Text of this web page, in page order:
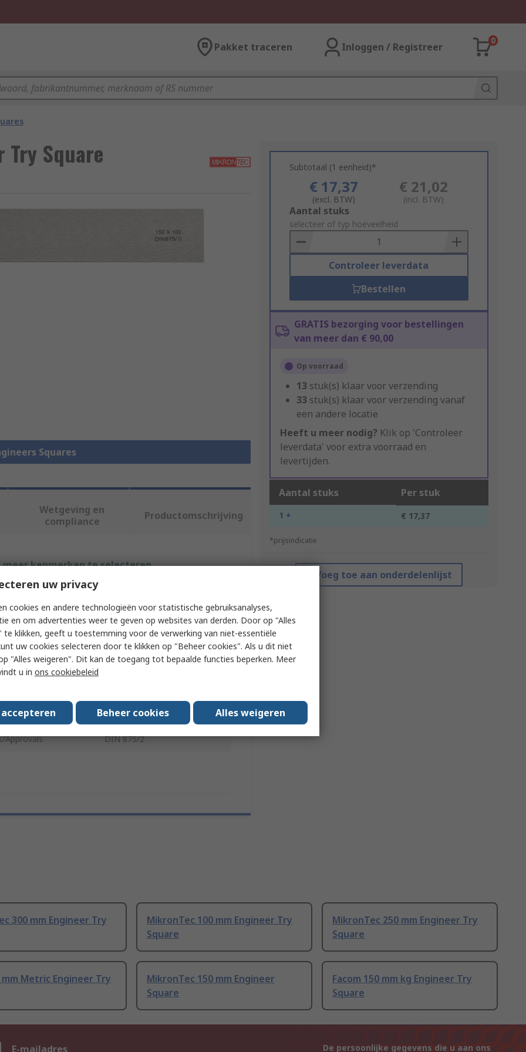
Pakket traceren Inloggen / Registreer
0
Try Square
Squares
Subtotaal (1 eenheid)*
€ 17,37
(excl. BTW)
€ 21,02
(incl. BTW)
Add
to
Basket
Aantal stuks
selecteer of typ hoeveelheid
Controleer leverdata
Bestellen
GRATIS bezorging voor bestellingen
van meer dan € 90,00
Op voorraad
13 stuk(s) klaar voor verzending
33 stuk(s) klaar voor verzending vanaf
een andere locatie
Heeft u meer nodig? Klik op 'Controleer
leverdata' voor extra voorraad en
levertijden.
Aantal stuks Per stuk
1 + € 17,37
*prijsindicatie
Voeg toe aan onderdelenlijst
Wetgeving en
compliance
Productomschrijving
kenmerken te selecteren.
MikronTec
Engineer Try Square
150mm
Units 1
Approvals DIN 875/2
300 mm Engineer Try
MikronTec 100 mm Engineer Try
Square
MikronTec 250 mm Engineer Try
Square
mm Metric Engineer Try
MikronTec 150 mm Engineer
Square
Facom 150 mm kg Engineer Try
Square
E-mailadres De persoonlijke gegevens die u aan ons
uw privacy
cookies en andere technologieën voor statistische gebruiksanalyses,
en om advertenties weer te geven op websites van derden. Door op "Alles
te klikken, geeft u toestemming voor de verwerking van niet-essentiële
uw cookies selecteren door te klikken op "Beheer cookies". Als u dit niet
"Alles weigeren". Dit kan de toegang tot bepaalde functies beperken. Meer
u in ons cookiebeleid
Beheer cookies Alles weigeren